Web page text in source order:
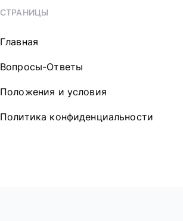
СТРАНИЦЫ
Главная
Вопросы-Ответы
Положения и условия
Политика конфиденциальности